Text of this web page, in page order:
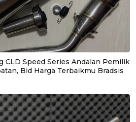
CLD Speed Series Andalan Pemilik
Bid Harga Terbaikmu Bradsis